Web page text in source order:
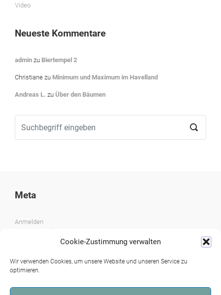
Cookie-Zustimmung verwalten
Wir verwenden Cookies, um unsere Website und unseren Service zu
optimieren.
Video
Neueste Kommentare
admin zu Biertempel 2
Christiane zu Minimum und Maximum im Havelland
Andreas L. zu Über den Bäumen
Meta
Anmelden
Eintrags-Feed
Kommentar-Feed